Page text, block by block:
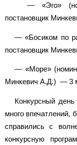
— «Эго»
постановщик
— «Босиком по
постановщик
— «Море»
Минкевич А.Д.) — 3
Конкурсный день
много
справились с
конкурсную